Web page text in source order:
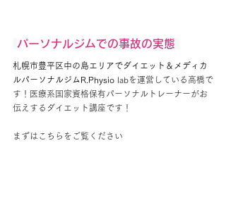
パーソナルジムでの事故の実態
札幌市豊平区中の島エリアでダイエット ＆メディカ
ルパーソナルジムR.Physio labを運営している高橋で
す！医療系国家資格保有パーソナルトレーナーがお
伝えするダイエット講座です！
まずはこちらをご覧ください